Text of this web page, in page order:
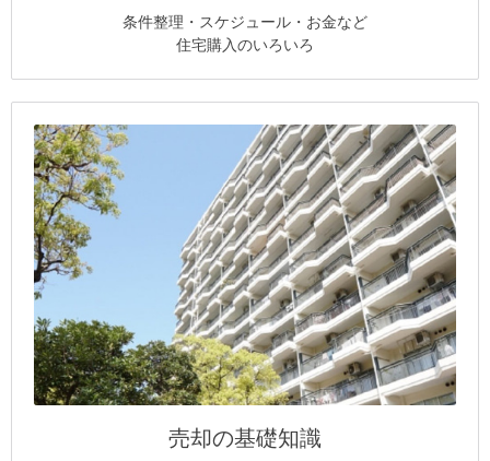
条件整理・スケジュール・お金など
住宅購入のいろいろ
売却の基礎知識